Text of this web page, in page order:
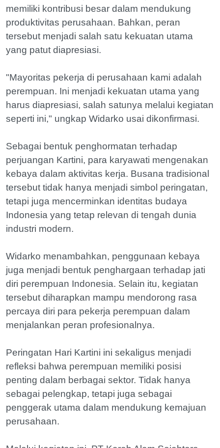
memiliki kontribusi besar dalam mendukung
produktivitas perusahaan. Bahkan, peran
tersebut menjadi salah satu kekuatan utama
yang patut diapresiasi.
"Mayoritas pekerja di perusahaan kami adalah
perempuan. Ini menjadi kekuatan utama yang
harus diapresiasi, salah satunya melalui kegiatan
seperti ini," ungkap Widarko usai dikonfirmasi.
Sebagai bentuk penghormatan terhadap
perjuangan Kartini, para karyawati mengenakan
kebaya dalam aktivitas kerja. Busana tradisional
tersebut tidak hanya menjadi simbol peringatan,
tetapi juga mencerminkan identitas budaya
Indonesia yang tetap relevan di tengah dunia
industri modern.
Widarko menambahkan, penggunaan kebaya
juga menjadi bentuk penghargaan terhadap jati
diri perempuan Indonesia. Selain itu, kegiatan
tersebut diharapkan mampu mendorong rasa
percaya diri para pekerja perempuan dalam
menjalankan peran profesionalnya.
Peringatan Hari Kartini ini sekaligus menjadi
refleksi bahwa perempuan memiliki posisi
penting dalam berbagai sektor. Tidak hanya
sebagai pelengkap, tetapi juga sebagai
penggerak utama dalam mendukung kemajuan
perusahaan.